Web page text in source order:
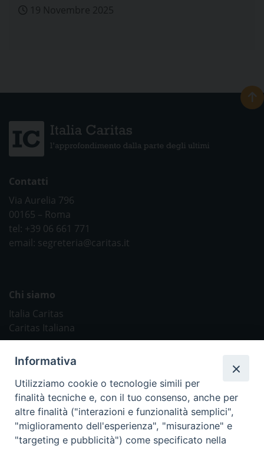
19 Novembre 2025
Contatti
Via Aurelia 796
00165 – Roma
tel: +39 06 661 771
email: segreteria@caritas.it
Chi siamo
Italia Caritas
Caritas Italiana
Caritas Internationalis
TV 2000
Inblu 2000
Avvenire
Informativa
Utilizziamo cookie o tecnologie simili per
finalità tecniche e, con il tuo consenso, anche per
altre finalità ("interazioni e funzionalità semplici",
"miglioramento dell'esperienza", "misurazione" e
"targeting e pubblicità") come specificato nella